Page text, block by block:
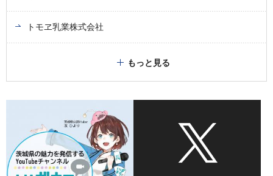
トモヱ乳業株式会社
もっと見る